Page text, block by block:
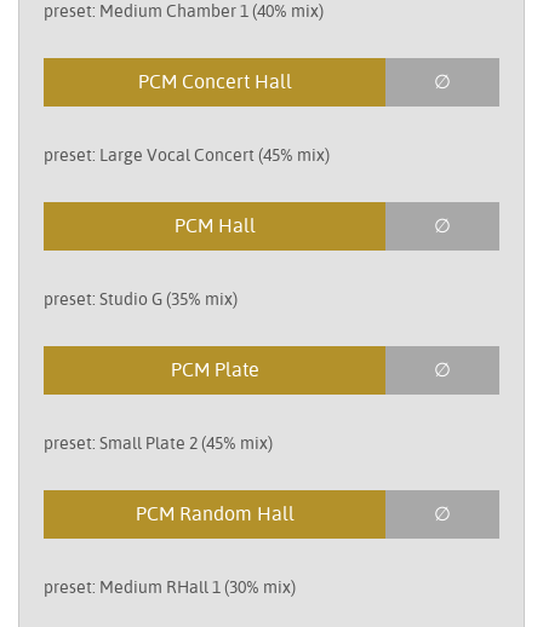
preset: Medium Chamber 1 (40% mix)
PCM Concert Hall ∅
preset: Large Vocal Concert (45% mix)
PCM Hall ∅
preset: Studio G (35% mix)
PCM Plate ∅
preset: Small Plate 2 (45% mix)
PCM Random Hall ∅
preset: Medium RHall 1 (30% mix)